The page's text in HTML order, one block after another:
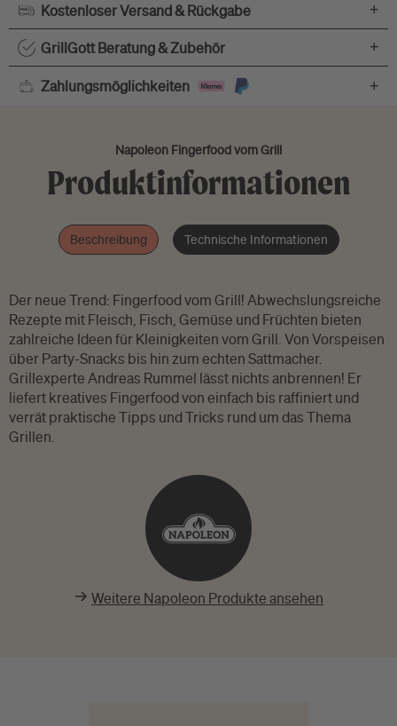
Kostenloser Versand & Rückgabe +
GrillGott Beratung & Zubehör +
Zahlungsmöglichkeiten +
Napoleon Fingerfood vom Grill
Produktinformationen
Beschreibung Technische Informationen
Der neue Trend: Fingerfood vom Grill! Abwechslungsreiche
Rezepte mit Fleisch, Fisch, Gemüse und Früchten bieten
zahlreiche Ideen für Kleinigkeiten vom Grill. Von Vorspeisen
über Party-Snacks bis hin zum echten Sattmacher.
Grillexperte Andreas Rummel lässt nichts anbrennen! Er
liefert kreatives Fingerfood von einfach bis raffiniert und
verrät praktische Tipps und Tricks rund um das Thema
Grillen.
Weitere Napoleon Produkte ansehen